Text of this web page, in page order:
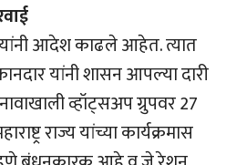
आदेश काढले आहेत. त्यात
यांनी शासन आपल्या दारी
व्हॉट्सअप ग्रुपवर 27
राज्य यांच्या कार्यक्रमास